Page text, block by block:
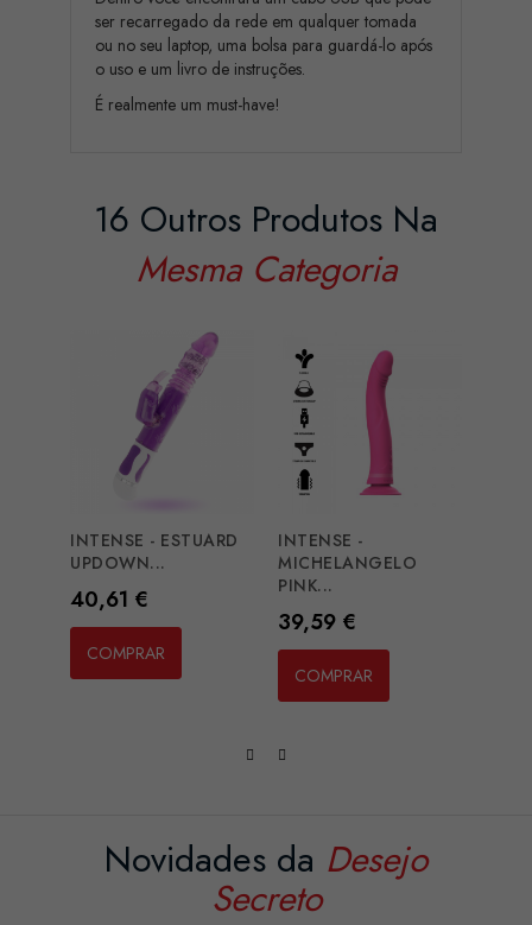
ser recarregado da rede em qualquer tomada
ou no seu laptop, uma bolsa para guardá-lo após
o uso e um livro de instruções.
É realmente um must-have!
16 Outros Produtos Na
Mesma Categoria
INTENSE - ESTUARD
UPDOWN...
Preço
40,61 €
COMPRAR
INTENSE -
MICHELANGELO
PINK...
Preço
39,59 €
COMPRAR
Novidades da Desejo
Secreto